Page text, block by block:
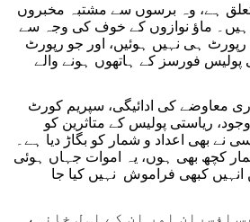
تعلق ہے، وہ برسوں سے مشتبہ مخبروں
ہیں۔ ماؤ نوازوں کے خوف کی وجہ سے
ہی نہیں ہوئیں، اور جو رپورٹ
پولیس فورسز کے ہاتھوں ہونے والے
معاوضے کی ادائیگی، سپریم کورٹ
ریاستی پولیس کے متاثرین کو
نے بھی اعداد و شمار کو بگاڑ دیا ہے۔
کچھ بھی ہوں، یہ اموات جہاں ہوئی
کبھی فراموش نہیں کیا جا
افسران اور ان کے اہل خانہ،